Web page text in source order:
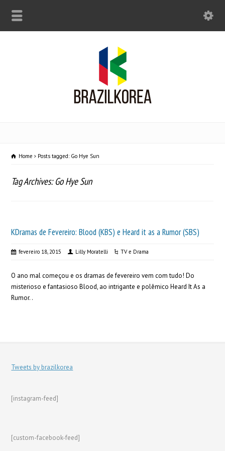
Home Posts tagged: Go Hye Sun
Tag Archives: Go Hye Sun
KDramas de Fevereiro: Blood (KBS) e Heard it as a Rumor (SBS)
fevereiro 18, 2015 Lilly Moratelli TV e Drama
O ano mal começou e os dramas de fevereiro vem com tudo! Do
misterioso e fantasioso Blood, ao intrigante e polêmico Heard It As a
Rumor. .
Tweets by brazilkorea
[instagram-feed]
[custom-facebook-feed]